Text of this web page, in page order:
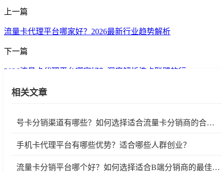
上一篇
流量卡代理平台哪家好？2026最新行业趋势解析
下一篇
2026流量卡代理平台哪家好？深度解析浩卡联盟的行 ...
相关文章
号卡分销渠道有哪些？如何选择适合流量卡分销商的合作平台？
手机卡代理平台有哪些优势？适合哪些人群创业？
流量卡分销平台哪个好？如何选择适合B端分销商的最佳平台